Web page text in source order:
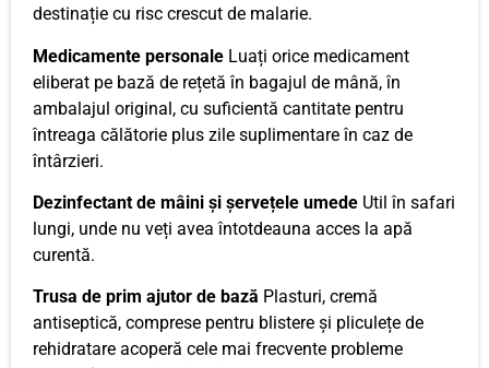
destinație cu risc crescut de malarie.
Medicamente personale Luați orice medicament
eliberat pe bază de rețetă în bagajul de mână, în
ambalajul original, cu suficientă cantitate pentru
întreaga călătorie plus zile suplimentare în caz de
întârzieri.
Dezinfectant de mâini și șervețele umede Util în safari
lungi, unde nu veți avea întotdeauna acces la apă
curentă.
Trusa de prim ajutor de bază Plasturi, cremă
antiseptică, comprese pentru blistere și pliculețe de
rehidratare acoperă cele mai frecvente probleme